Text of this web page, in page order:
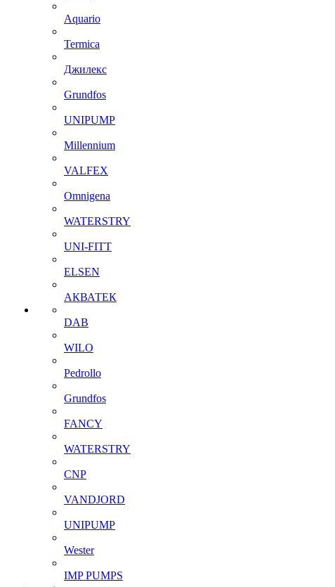
Aquario
Termica
Джилекс
Grundfos
UNIPUMP
Millennium
VALFEX
Omnigena
WATERSTRY
UNI-FITT
ELSEN
АКВАТЕК
DAB
WILO
Pedrollo
Grundfos
FANCY
WATERSTRY
CNP
VANDJORD
UNIPUMP
Wester
IMP PUMPS